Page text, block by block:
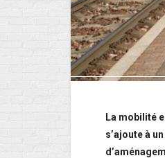
La mobilité
s’ajoute à